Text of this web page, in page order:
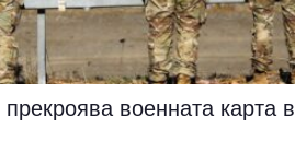
военната карта в